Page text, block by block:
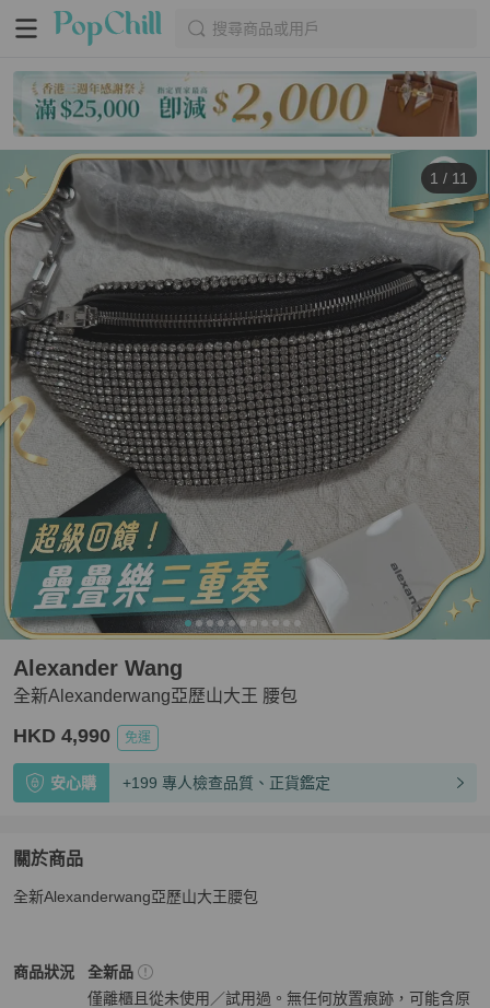
搜尋商品或用戶
1 / 11
全新Alexanderwang亞歷山大王 腰包
Alexander Wang
HKD 4,990 免運
安心購 +199 專人檢查品質、正貨鑑定
關於商品
關於全新Alexanderwang亞歷山大王 腰包
全新Alexanderwang亞歷山大王腰包
商品狀況
Alexander Wang女包
全新品
僅離櫃且從未使用／試用過。無任何放置痕跡，可能含原